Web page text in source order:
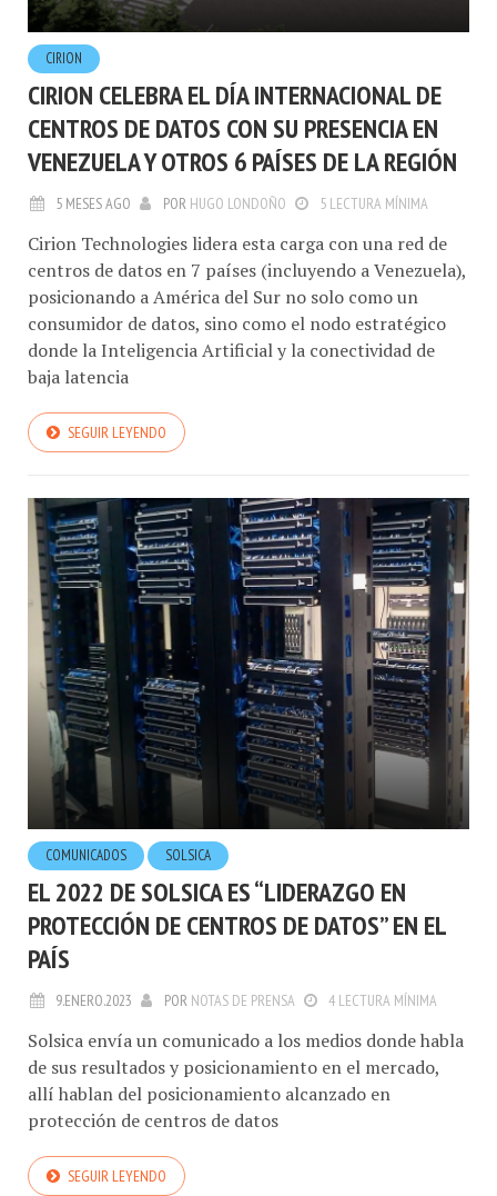
CIRION
CIRION CELEBRA EL DÍA INTERNACIONAL DE
CENTROS DE DATOS CON SU PRESENCIA EN
VENEZUELA Y OTROS 6 PAÍSES DE LA REGIÓN
5 MESES AGO POR HUGO LONDOÑO 5 LECTURA MÍNIMA
Cirion Technologies lidera esta carga con una red de
centros de datos en 7 países (incluyendo a Venezuela),
posicionando a América del Sur no solo como un
consumidor de datos, sino como el nodo estratégico
donde la Inteligencia Artificial y la conectividad de
baja latencia
SEGUIR LEYENDO
COMUNICADOS SOLSICA
EL 2022 DE SOLSICA ES “LIDERAZGO EN
PROTECCIÓN DE CENTROS DE DATOS” EN EL
PAÍS
9.ENERO.2023 POR NOTAS DE PRENSA 4 LECTURA MÍNIMA
Solsica envía un comunicado a los medios donde habla
de sus resultados y posicionamiento en el mercado,
allí hablan del posicionamiento alcanzado en
protección de centros de datos
SEGUIR LEYENDO